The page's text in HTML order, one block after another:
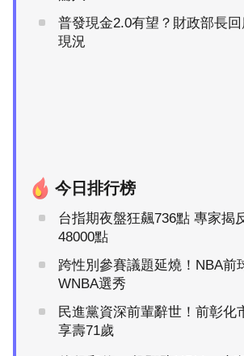
普發現金2.0有望？財政部長
現況
今日排行榜
台指期夜盤狂飆736點 專家揭
48000點
跨性別參賽議題延燒！NBA前
WNBA選秀
民進黨資深前輩辭世！前彰化
享壽71歲